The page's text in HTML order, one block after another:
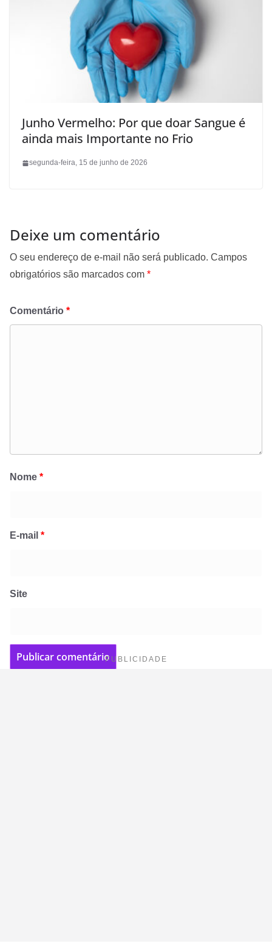
Junho Vermelho: Por que doar Sangue é
ainda mais Importante no Frio
segunda-feira, 15 de junho de 2026
Deixe um comentário
O seu endereço de e-mail não será publicado. Campos
obrigatórios são marcados com *
Comentário *
Nome *
E-mail *
Site
PUBLICIDADE